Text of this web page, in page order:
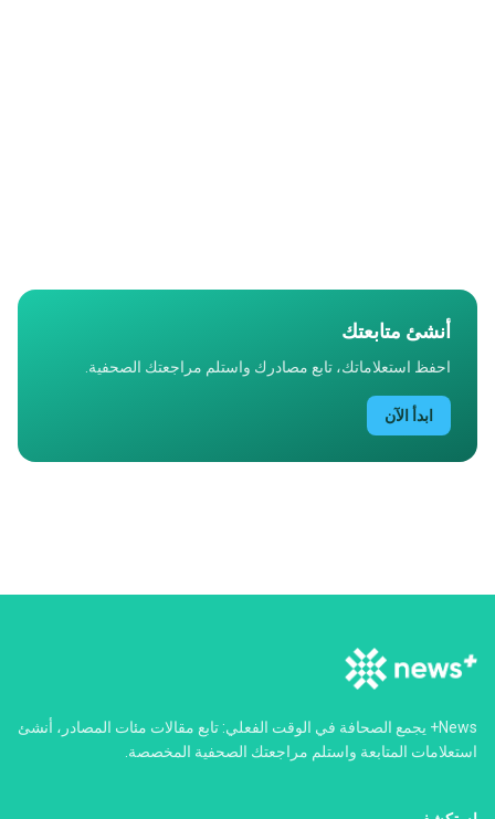
أنشئ متابعتك
احفظ استعلاماتك، تابع مصادرك واستلم مراجعتك الصحفية.
ابدأ الآن
‏News+ يجمع الصحافة في الوقت الفعلي: تابع مقالات مئات المصادر، أنشئ
استعلامات المتابعة واستلم مراجعتك الصحفية المخصصة.